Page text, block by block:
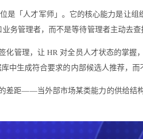
是「人才军师」。它的核心能力是让
务管理者，而不是等待管理者主动去查
化管理，让 HR 对全员人才状态的掌
生成符合要求的内部候选人推荐，而
差距——当外部市场某类能力的供给结